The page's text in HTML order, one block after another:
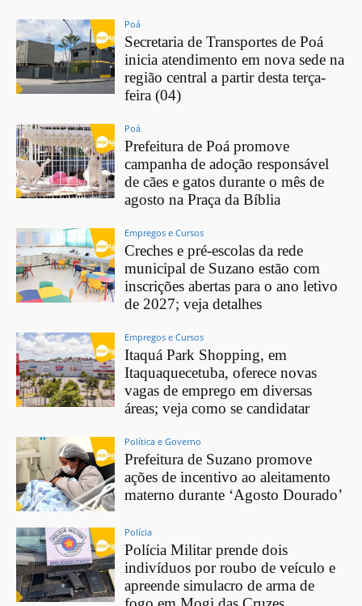
Poá
Secretaria de Transportes de Poá
inicia atendimento em nova sede na
região central a partir desta terça-
feira (04)
Poá
Prefeitura de Poá promove
campanha de adoção responsável
de cães e gatos durante o mês de
agosto na Praça da Bíblia
Empregos e Cursos
Creches e pré-escolas da rede
municipal de Suzano estão com
inscrições abertas para o ano letivo
de 2027; veja detalhes
Empregos e Cursos
Itaquá Park Shopping, em
Itaquaquecetuba, oferece novas
vagas de emprego em diversas
áreas; veja como se candidatar
Política e Governo
Prefeitura de Suzano promove
ações de incentivo ao aleitamento
materno durante ‘Agosto Dourado’
Polícia
Polícia Militar prende dois
indivíduos por roubo de veículo e
apreende simulacro de arma de